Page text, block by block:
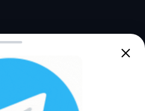
Обратная связь